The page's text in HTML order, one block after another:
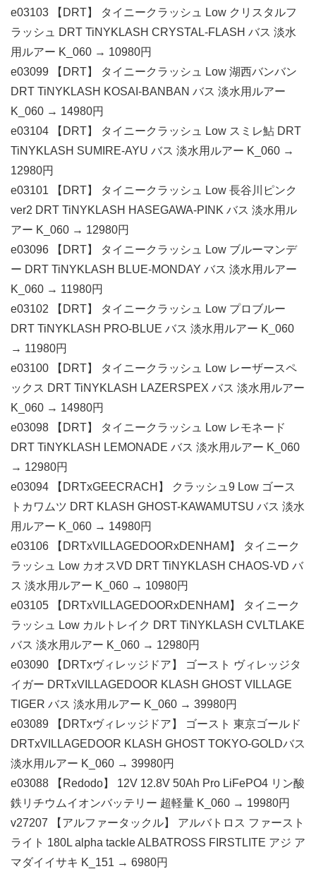
e03103 【DRT】 タイニークラッシュ Low クリスタルフ
ラッシュ DRT TiNYKLASH CRYSTAL-FLASH バス 淡水
用ルアー K_060 → 10980円
e03099 【DRT】 タイニークラッシュ Low 湖西バンバン
DRT TiNYKLASH KOSAI-BANBAN バス 淡水用ルアー
K_060 → 14980円
e03104 【DRT】 タイニークラッシュ Low スミレ鮎 DRT
TiNYKLASH SUMIRE-AYU バス 淡水用ルアー K_060 →
12980円
e03101 【DRT】 タイニークラッシュ Low 長谷川ピンク
ver2 DRT TiNYKLASH HASEGAWA-PINK バス 淡水用ル
アー K_060 → 12980円
e03096 【DRT】 タイニークラッシュ Low ブルーマンデ
ー DRT TiNYKLASH BLUE-MONDAY バス 淡水用ルアー
K_060 → 11980円
e03102 【DRT】 タイニークラッシュ Low プロブルー
DRT TiNYKLASH PRO-BLUE バス 淡水用ルアー K_060
→ 11980円
e03100 【DRT】 タイニークラッシュ Low レーザースペ
ックス DRT TiNYKLASH LAZERSPEX バス 淡水用ルアー
K_060 → 14980円
e03098 【DRT】 タイニークラッシュ Low レモネード
DRT TiNYKLASH LEMONADE バス 淡水用ルアー K_060
→ 12980円
e03094 【DRTxGEECRACH】 クラッシュ9 Low ゴース
トカワムツ DRT KLASH GHOST-KAWAMUTSU バス 淡水
用ルアー K_060 → 14980円
e03106 【DRTxVILLAGEDOORxDENHAM】 タイニーク
ラッシュ Low カオスVD DRT TiNYKLASH CHAOS-VD バ
ス 淡水用ルアー K_060 → 10980円
e03105 【DRTxVILLAGEDOORxDENHAM】 タイニーク
ラッシュ Low カルトレイク DRT TiNYKLASH CVLTLAKE
バス 淡水用ルアー K_060 → 12980円
e03090 【DRTxヴィレッジドア】 ゴースト ヴィレッジタ
イガー DRTxVILLAGEDOOR KLASH GHOST VILLAGE
TIGER バス 淡水用ルアー K_060 → 39980円
e03089 【DRTxヴィレッジドア】 ゴースト 東京ゴールド
DRTxVILLAGEDOOR KLASH GHOST TOKYO-GOLDバス
淡水用ルアー K_060 → 39980円
e03088 【Redodo】 12V 12.8V 50Ah Pro LiFePO4 リン酸
鉄リチウムイオンバッテリー 超軽量 K_060 → 19980円
v27207 【アルファータックル】 アルバトロス ファースト
ライト 180L alpha tackle ALBATROSS FIRSTLITE アジ ア
マダイイサキ K_151 → 6980円